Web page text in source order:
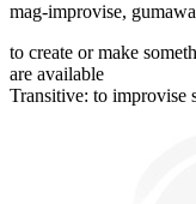
mag-improvise,
to create or make
are available
Transitive: to improvise